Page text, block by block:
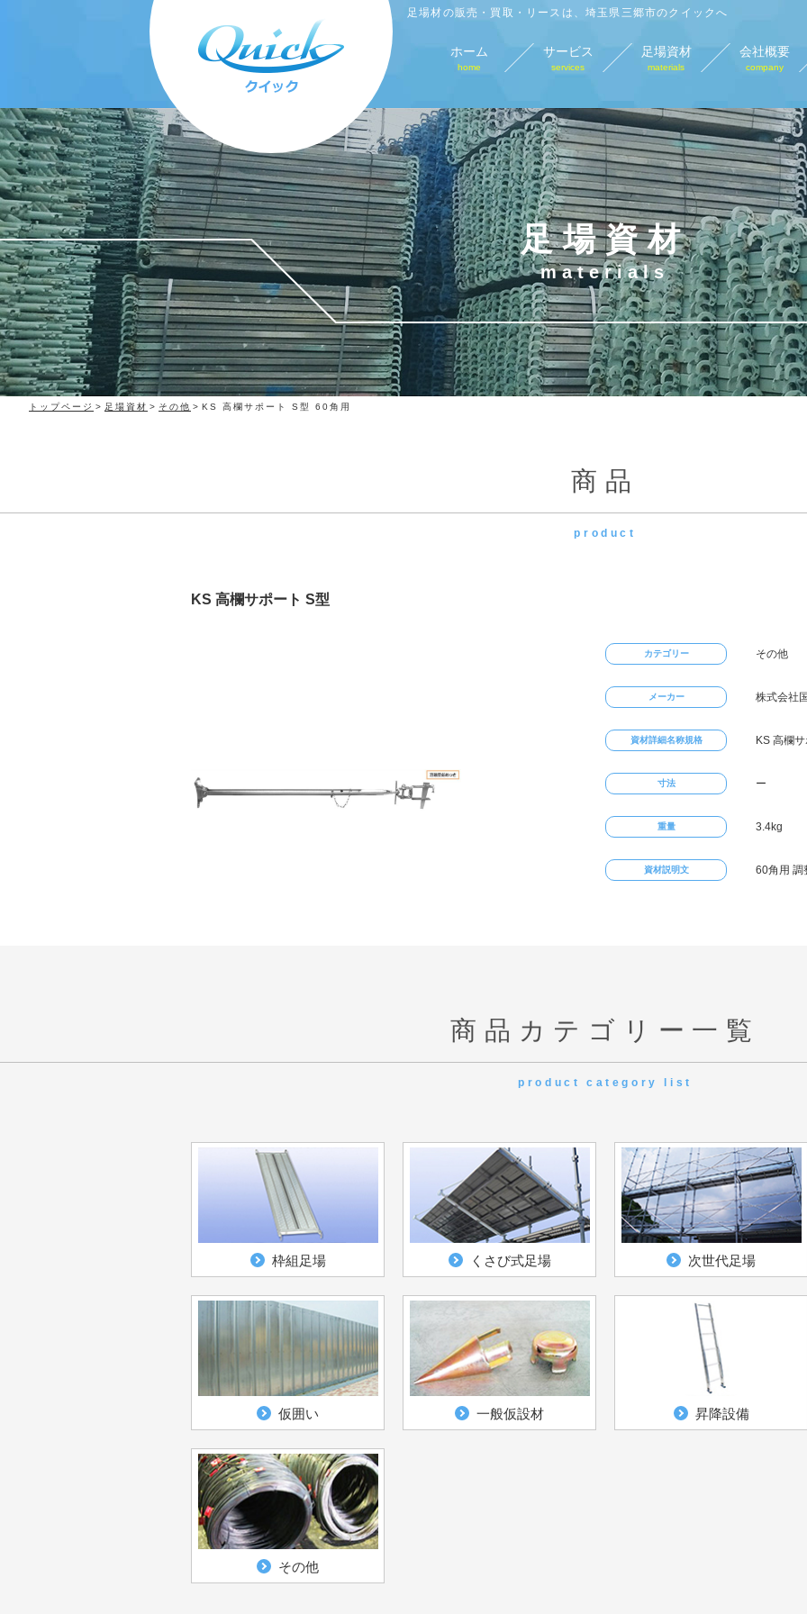
足場材の販売・買取・リースは、埼玉県三郷市のクイックへ
ホーム
home
サービス
services
足場材販売
sales
足場材買取
purchase
足場材リース
lease
仮
足場資材
materials
会社概要
company
足場資材
materials
トップページ 足場資材 その他 KS 高欄サポート S型 60角用
商品
product
KS 高欄サポート S型
カテゴリー その他
メーカー 株式会社
資材詳細名称規格 KS 高欄
寸法 ー
重量 3.4kg
資材説明文 60角用 調
商品カテゴリー一覧
product category list
枠組足場 くさび式足場 次世代足場
仮囲い 一般仮設材 昇降設備
その他